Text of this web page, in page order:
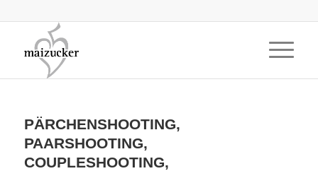
PÄRCHENSHOOTING,
PAARSHOOTING,
COUPLESHOOTING,